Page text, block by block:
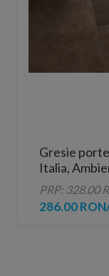
Gresie
Italia,
Rectificata
80,2x80,2
PRP: 328.00
286.00